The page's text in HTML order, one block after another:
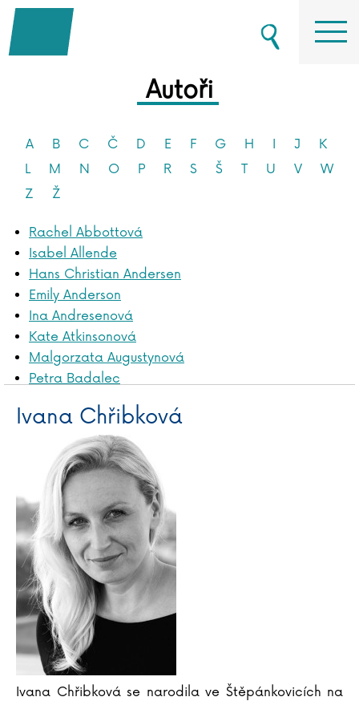
Autoři
A B C Č D E F G H I J
K
L
M N O P R S Š T U V
W
Z
Ž
Rachel Abbottová
Isabel Allende
Hans Christian Andersen
Emily Anderson
Ina Andresenová
Kate Atkinsonová
Malgorzata Augustynová
Petra Badalec
Liliana Bardijewska
Igor Bareš
Mike Barfield
Marta Bartolj
Agnese Baruzziová
Tereza Bebarová
Jordan Belfort
Václav Bělohradský
Vladislav Beneš
Anna Benning
Adrian Besley
Laurent Binet
Judy Blumeová
Emil Boček
Ivana Chřibková
Ivana Chřibková se narodila ve Štěpánkovicích na